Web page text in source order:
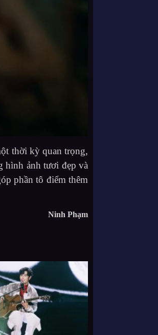
thời kỳ quan trọng,
hình ảnh tươi đẹp và
phần tô điểm thêm
Ninh Phạm